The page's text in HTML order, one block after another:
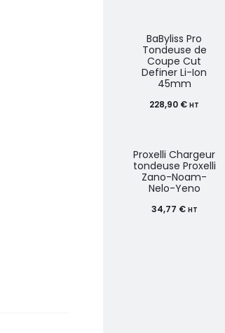
BaByliss Pro
Tondeuse de
Coupe Cut
Definer Li-Ion
45mm
228,90 € HT
Proxelli Chargeur
tondeuse Proxelli
Zano-Noam-
Nelo-Yeno
34,77 € HT